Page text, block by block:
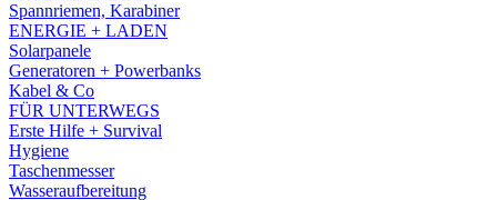
Spannriemen, Karabiner
ENERGIE + LADEN
Solarpanele
Generatoren + Powerbanks
Kabel & Co
FÜR UNTERWEGS
Erste Hilfe + Survival
Hygiene
Taschenmesser
Wasseraufbereitung